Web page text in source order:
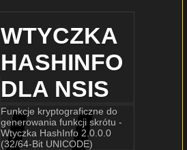
WTYCZKA
HASHINFO
DLA NSIS
Funkcje kryptograficzne do
generowania funkcji skrótu -
Wtyczka HashInfo 2.0.0.0
(32/64-Bit UNICODE)